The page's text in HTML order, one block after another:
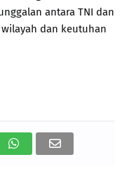
antara TNI dan
dan keutuhan